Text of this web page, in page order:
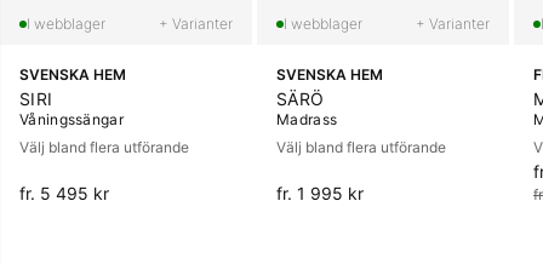
+ Varianter
SVENSKA HEM
SIRI
Våningssängar
Välj bland flera utförande
fr. 5 495 kr
+ Varianter
SVENSKA HEM
SÄRÖ
Madrass
Välj bland flera utförande
fr. 1 995 kr